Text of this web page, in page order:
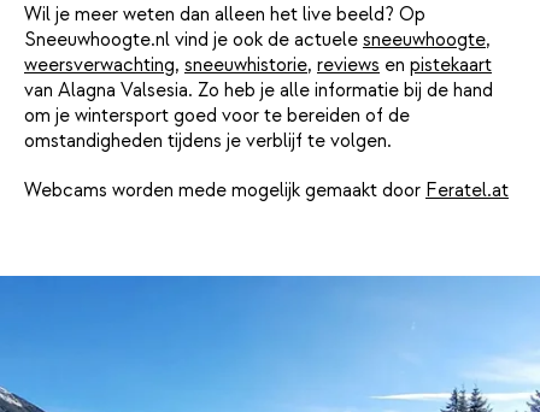
Wil je meer weten dan alleen het live beeld? Op
Sneeuwhoogte.nl vind je ook de actuele sneeuwhoogte,
weersverwachting, sneeuwhistorie, reviews en pistekaart
van Alagna Valsesia. Zo heb je alle informatie bij de hand
om je wintersport goed voor te bereiden of de
omstandigheden tijdens je verblijf te volgen.
Webcams worden mede mogelijk gemaakt door Feratel.at